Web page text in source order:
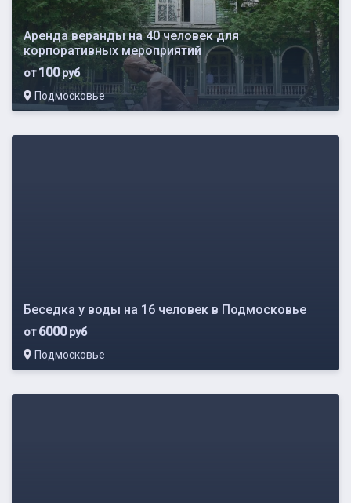
Аренда веранды на 40 человек для
корпоративных мероприятий
от100руб
Подмосковье
Беседка у воды на 16 человек в Подмосковье
от6000руб
Подмосковье